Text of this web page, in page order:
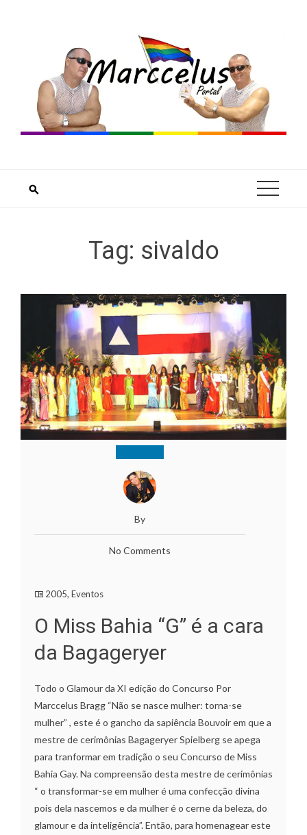
Tag: sivaldo
By
No Comments
2005, Eventos
O Miss Bahia “G” é a cara
da Bagageryer
Todo o Glamour da XI edição do Concurso Por
Marccelus Bragg “Não se nasce mulher: torna-se
mulher” , este é o gancho da sapiência Bouvoir em que a
mestre de cerimônias Bagageryer Spielberg se apega
para tranformar em tradição o seu Concurso de Miss
Bahia Gay. Na compreensão desta mestre de cerimônias
“ o transformar-se em mulher é uma confecção divina
pois dela nascemos e da mulher é o cerne da beleza, do
glamour e da inteligência”. Então, para homenagear este